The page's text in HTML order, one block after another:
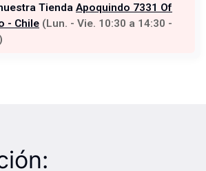
Tienda Apoquindo 7331 Of
- Chile (Lun. - Vie. 10:30 a 14:30 -